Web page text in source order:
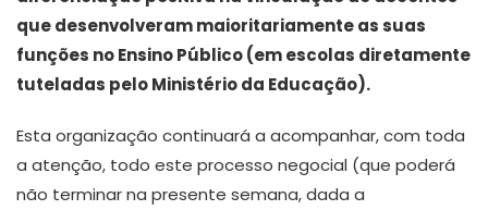
que desenvolveram maioritariamente as suas
funções no Ensino Público (em escolas diretamente
tuteladas pelo Ministério da Educação).
Esta organização continuará a acompanhar, com toda
a atenção, todo este processo negocial (que poderá
não terminar na presente semana, dada a